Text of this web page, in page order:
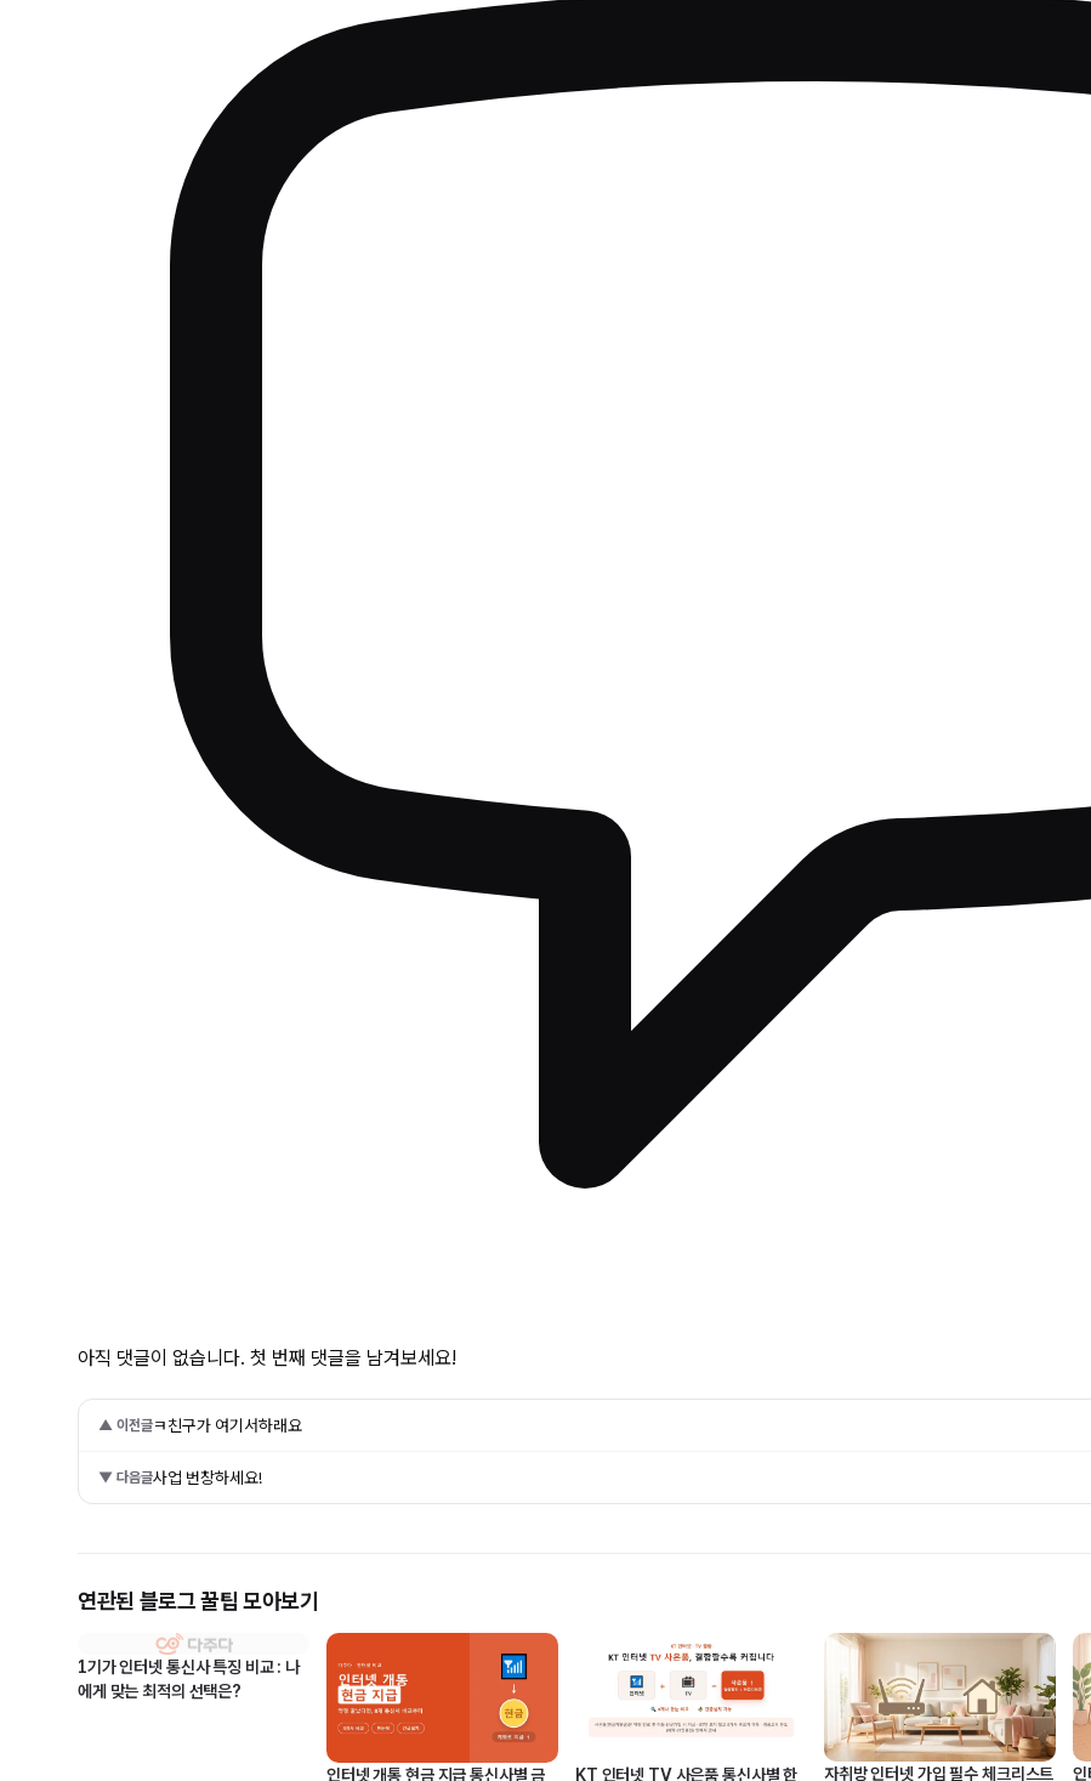
아직 댓글이 없습니다. 첫 번째 댓글을 남겨보세요!
▲ 이전글ㅋ친구가 여기서하래요
▼ 다음글사업 번창하세요!
연관된 블로그 꿀팁 모아보기
1기가 인터넷 통신사 특징 비교 : 나
에게 맞는 최적의 선택은?
인터넷 개통 현금 지급 통신사별 금 KT 인터넷 TV 사은품 통신사별 한 자취방 인터넷 가입 필수 체크리스트 인